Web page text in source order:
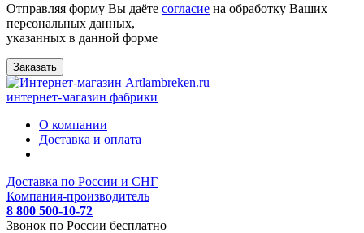
Отправляя форму Вы даёте согласие на обработку Ваших
персональных данных,
указанных в данной форме
Заказать
интернет-магазин фабрики
О компании
Доставка и оплата
Доставка по России и СНГ
Компания-производитель
8 800 500-10-72
Звонок по России бесплатно